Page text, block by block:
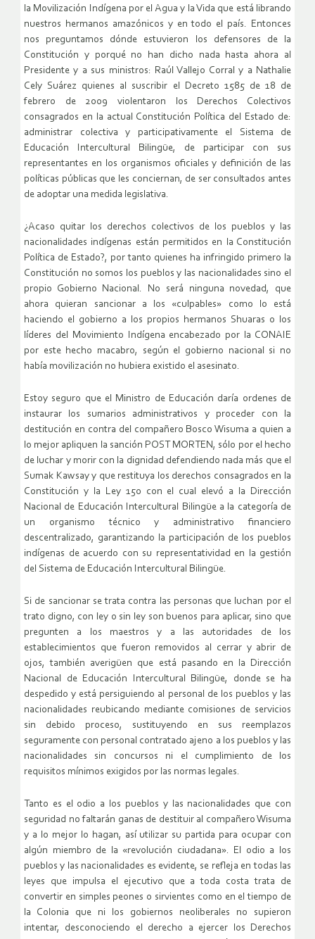
la Movilización Indígena por el Agua y la Vida que está librando
nuestros hermanos amazónicos y en todo el país. Entonces
nos preguntamos dónde estuvieron los defensores de la
Constitución y porqué no han dicho nada hasta ahora al
Presidente y a sus ministros: Raúl Vallejo Corral y a Nathalie
Cely Suárez quienes al suscribir el Decreto 1585 de 18 de
febrero de 2009 violentaron los Derechos Colectivos
consagrados en la actual Constitución Política del Estado de:
administrar colectiva y participativamente el Sistema de
Educación Intercultural Bilingüe, de participar con sus
representantes en los organismos oficiales y definición de las
políticas públicas que les conciernan, de ser consultados antes
de adoptar una medida legislativa.
¿Acaso quitar los derechos colectivos de los pueblos y las
nacionalidades indígenas están permitidos en la Constitución
Política de Estado?, por tanto quienes ha infringido primero la
Constitución no somos los pueblos y las nacionalidades sino el
propio Gobierno Nacional. No será ninguna novedad, que
ahora quieran sancionar a los «culpables» como lo está
haciendo el gobierno a los propios hermanos Shuaras o los
líderes del Movimiento Indígena encabezado por la CONAIE
por este hecho macabro, según el gobierno nacional si no
había movilización no hubiera existido el asesinato.
Estoy seguro que el Ministro de Educación daría ordenes de
instaurar los sumarios administrativos y proceder con la
destitución en contra del compañero Bosco Wisuma a quien a
lo mejor apliquen la sanción POST MORTEN, sólo por el hecho
de luchar y morir con la dignidad defendiendo nada más que el
Sumak Kawsay y que restituya los derechos consagrados en la
Constitución y la Ley 150 con el cual elevó a la Dirección
Nacional de Educación Intercultural Bilingüe a la categoría de
un organismo técnico y administrativo financiero
descentralizado, garantizando la participación de los pueblos
indígenas de acuerdo con su representatividad en la gestión
del Sistema de Educación Intercultural Bilingüe.
Si de sancionar se trata contra las personas que luchan por el
trato digno, con ley o sin ley son buenos para aplicar, sino que
pregunten a los maestros y a las autoridades de los
establecimientos que fueron removidos al cerrar y abrir de
ojos, también averigüen que está pasando en la Dirección
Nacional de Educación Intercultural Bilingüe, donde se ha
despedido y está persiguiendo al personal de los pueblos y las
nacionalidades reubicando mediante comisiones de servicios
sin debido proceso, sustituyendo en sus reemplazos
seguramente con personal contratado ajeno a los pueblos y las
nacionalidades sin concursos ni el cumplimiento de los
requisitos mínimos exigidos por las normas legales.
Tanto es el odio a los pueblos y las nacionalidades que con
seguridad no faltarán ganas de destituir al compañero Wisuma
y a lo mejor lo hagan, así utilizar su partida para ocupar con
algún miembro de la «revolución ciudadana». El odio a los
pueblos y las nacionalidades es evidente, se refleja en todas las
leyes que impulsa el ejecutivo que a toda costa trata de
convertir en simples peones o sirvientes como en el tiempo de
la Colonia que ni los gobiernos neoliberales no supieron
intentar, desconociendo el derecho a ejercer los Derechos